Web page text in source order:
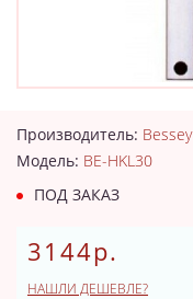
Производитель: Bessey
Модель: BE-HKL30
ПОД ЗАКАЗ
3144р.
НАШЛИ ДЕШЕВЛЕ?